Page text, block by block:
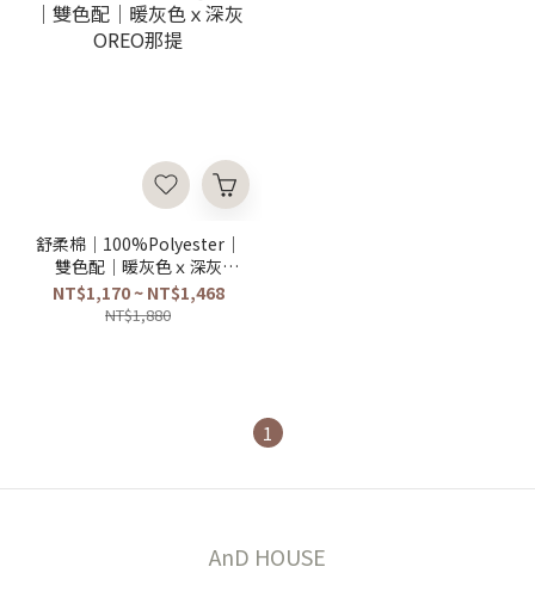
舒柔棉｜100%Polyester｜
雙色配｜暖灰色ｘ深灰
OREO那提
NT$1,170 ~ NT$1,468
NT$1,880
1
AnD HOUSE